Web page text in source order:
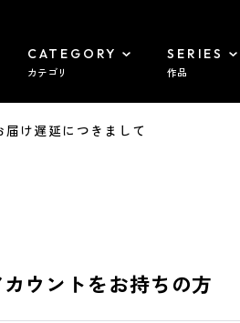
CATEGORY
カテゴリ
SERIES
作品
け遅延につきまして
ウントをお持ちの方